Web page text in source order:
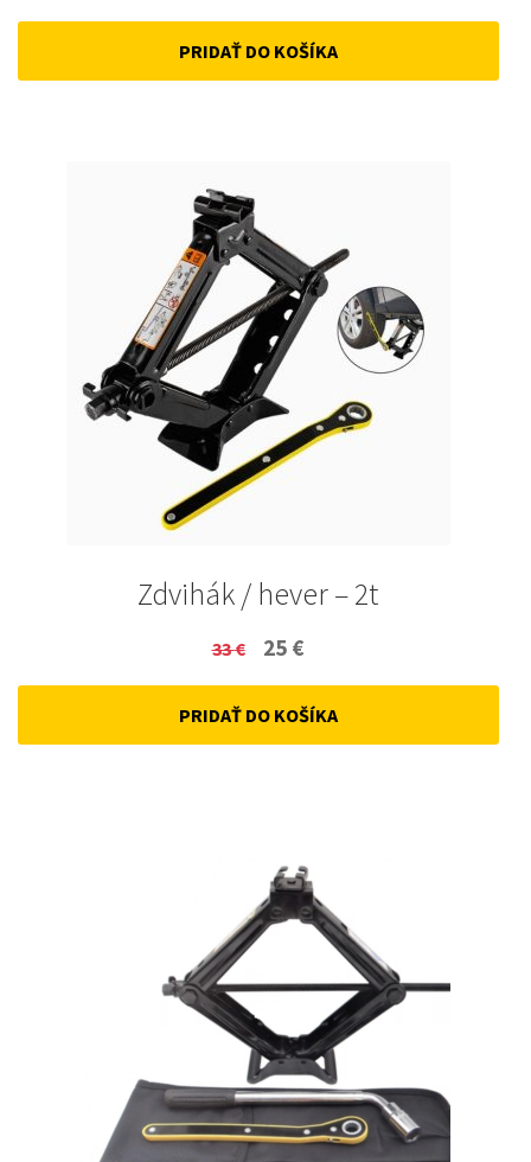
price
was:
price
is:
PRIDAŤ DO KOŠÍKA
Zdvihák / hever – 2t
33€
Original
price
was:
25 €
price
is:
PRIDAŤ DO KOŠÍKA